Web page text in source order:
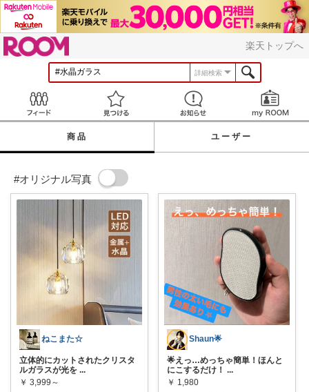
楽天トップへ
詳細検索
見つける お知らせ
商品 ユーザー
#オリジナル写真
ねこまた☆
立体的にカットされたクリスタ
ルガラスが光を ...
￥ 3,999～
Shaun🌟
🌟えっ…めっちゃ簡単！ほんと
にこするだけ！ ...
￥ 1,980